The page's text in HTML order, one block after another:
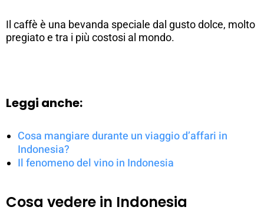
Il caffè è una bevanda speciale dal gusto dolce, molto
pregiato e tra i più costosi al mondo.
Leggi anche:
Cosa mangiare durante un viaggio d’affari in
Indonesia?
Il fenomeno del vino in Indonesia
Cosa vedere in Indonesia